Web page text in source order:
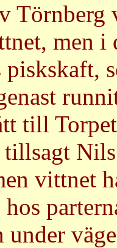
Törnberg
men
piskskaft,
till
vittnet
under